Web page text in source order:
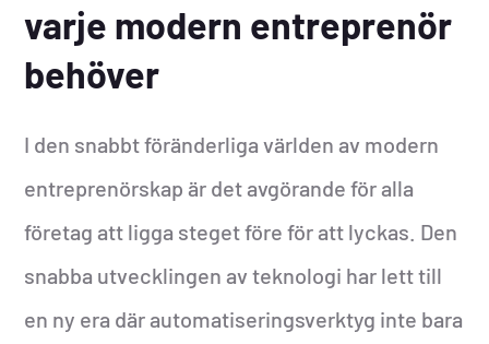
varje modern entreprenör
behöver
I den snabbt föränderliga världen av modern
entreprenörskap är det avgörande för alla
företag att ligga steget före för att lyckas. Den
snabba utvecklingen av teknologi har lett till
en ny era där automatiseringsverktyg inte bara